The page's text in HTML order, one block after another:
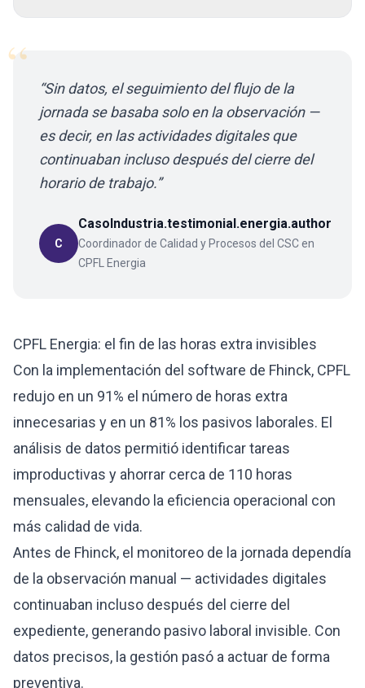
“ “Sin datos, el seguimiento del flujo de la
jornada se basaba solo en la observación —
es decir, en las actividades digitales que
continuaban incluso después del cierre del
horario de trabajo.”
C
CasoIndustria.testimonial.energia.author
Coordinador de Calidad y Procesos del CSC en
CPFL Energia
CPFL Energia: el fin de las horas extra invisibles
Con la implementación del software de Fhinck, CPFL
redujo en un 91% el número de horas extra
innecesarias y en un 81% los pasivos laborales. El
análisis de datos permitió identificar tareas
improductivas y ahorrar cerca de 110 horas
mensuales, elevando la eficiencia operacional con
más calidad de vida.
Antes de Fhinck, el monitoreo de la jornada dependía
de la observación manual — actividades digitales
continuaban incluso después del cierre del
expediente, generando pasivo laboral invisible. Con
datos precisos, la gestión pasó a actuar de forma
preventiva.